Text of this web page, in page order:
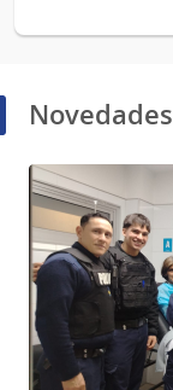
Novedades